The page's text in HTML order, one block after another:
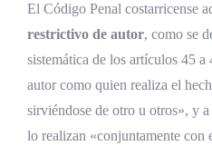
de autoría
Preguntas frecuentes
delito en Costa Rica
¿Cuál es la
El Código Penal costarricense
restrictivo de autor, como se
sistemática de los artículos 45
autor como quien realiza el
sirviéndose de otro u otros», y
lo realizan «conjuntamente